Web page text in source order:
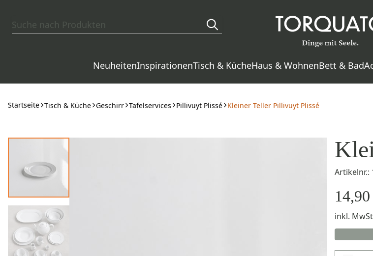
NeuheitenInspirationenTisch & KücheHaus & WohnenBett & Bad
Startseite Tisch & Küche Geschirr Tafelservices Pillivuyt Plissé Kleiner Teller Pillivuyt Plissé
Artikelnr.:
inkl. MwSt